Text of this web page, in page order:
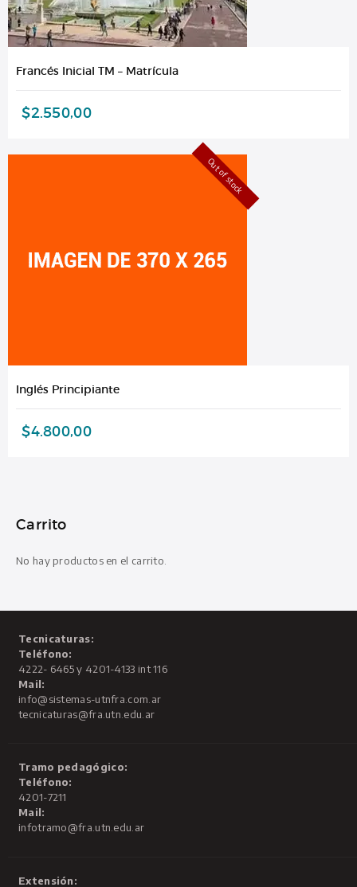
Francés Inicial TM – Matrícula
$2.550,00
Out of stock
Inglés Principiante
$4.800,00
Carrito
No hay productos en el carrito.
Tecnicaturas:
Teléfono:
4222- 6465 y 4201-4133 int 116
Mail:
info@sistemas-utnfra.com.ar
tecnicaturas@fra.utn.edu.ar
Tramo pedagógico:
Teléfono:
4201-7211
Mail:
infotramo@fra.utn.edu.ar
Extensión: